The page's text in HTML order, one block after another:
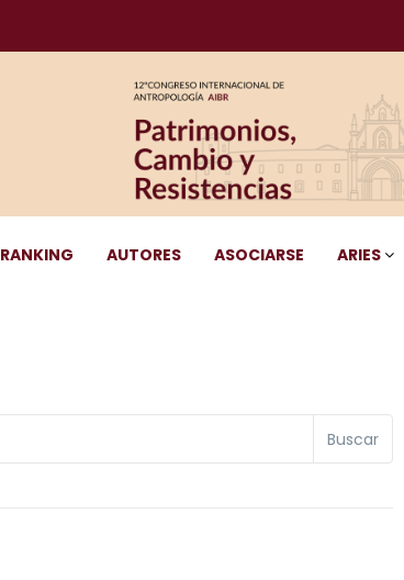
RANKING AUTORES ASOCIARSE ARIES
Buscar